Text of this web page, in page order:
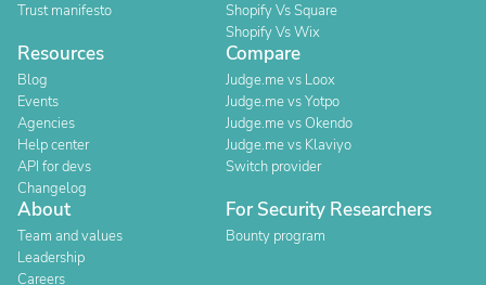
Trust manifesto
Shopify Vs Square
Shopify Vs Wix
Resources
Blog
Events
Agencies
Help center
API for devs
Changelog
Compare
Judge.me vs Loox
Judge.me vs Yotpo
Judge.me vs Okendo
Judge.me vs Klaviyo
Switch provider
About
Team and values
Leadership
Careers
For Security Researchers
Bounty program